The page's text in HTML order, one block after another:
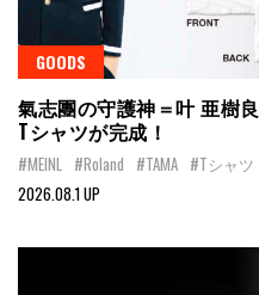
GOODS
氣志團の守護神＝叶 亜樹
Tシャツが完成！
#MEINL #Roland #TAMA #Tシャツ
2026.08.1 UP